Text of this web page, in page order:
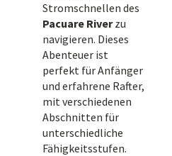
Stromschnellen des
Pacuare Riverzu
navigieren. Dieses
Abenteuer ist
perfekt für Anfänger
und erfahrene Rafter,
mit verschiedenen
Abschnitten für
unterschiedliche
Fähigkeitsstufen.